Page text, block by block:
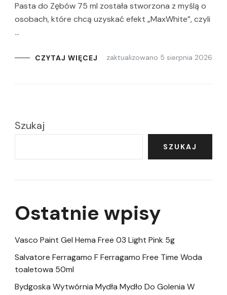
Pasta do Zębów 75 ml została stworzona z myślą o
osobach, które chcą uzyskać efekt „MaxWhite”, czyli
…
CZYTAJ WIĘCEJ zaktualizowano 5 sierpnia 2026
Szukaj
SZUKAJ
Ostatnie wpisy
Vasco Paint Gel Hema Free 03 Light Pink 5g
Salvatore Ferragamo F Ferragamo Free Time Woda
toaletowa 50ml
Bydgoska Wytwórnia Mydła Mydło Do Golenia W